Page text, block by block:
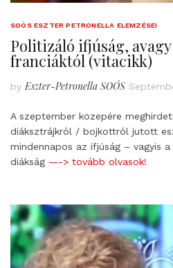
SOÓS ESZTER PETRONELLA ELEMZÉSEI
Politizáló ifjúság,
franciáktól (vitacikk)
byEszter-Petronella SOÓS
A szeptember közepére
diáksztrájkról / bojkottról jutott
mindennapos az ifjúság – vagyis
diákság —-> tovább olvasok!